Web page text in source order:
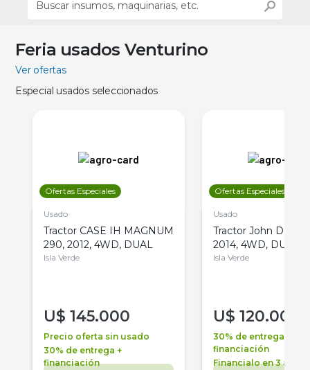
Feria usados Venturino
Ver ofertas
Especial usados seleccionados
Ofertas Especiales
Usado
Tractor CASE IH MAGNUM
290, 2012, 4WD, DUAL
Isla Verde
U$ 145.000
Precio oferta sin usado
30% de entrega +
financiación
Ofertas Especiales
Usado
Tractor John Deere
2014, 4WD, DUAL
Isla Verde
U$ 120.000
30% de entrega +
financiación
Financialo en 3 años